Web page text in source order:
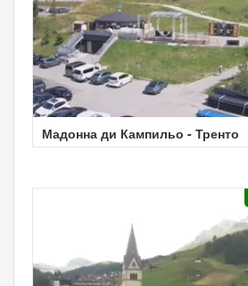
Мадонна ди Кампильо - Тренто